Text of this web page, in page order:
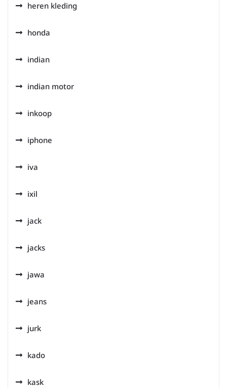
heren kleding
honda
indian
indian motor
inkoop
iphone
iva
ixil
jack
jacks
jawa
jeans
jurk
kado
kask